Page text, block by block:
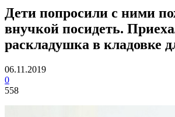
Дети попросили с ними
внучкой посидеть.
раскладушка в кладовке
06.11.2019
0
558